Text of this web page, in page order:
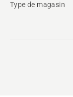
Type de magasin